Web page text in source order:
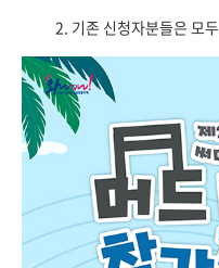
2. 기존 신청자분들은 모